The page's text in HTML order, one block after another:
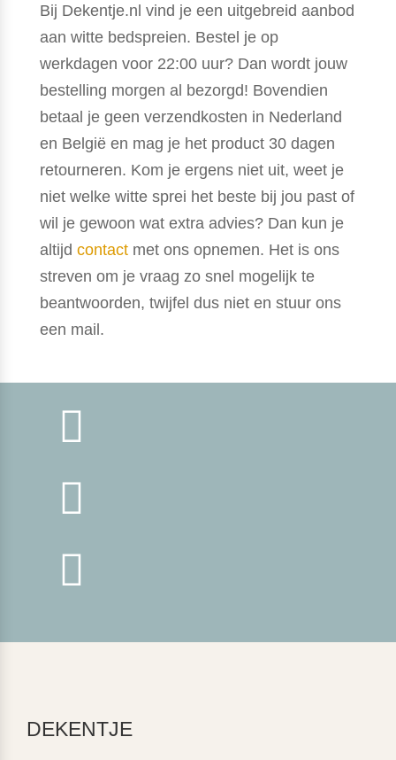
Bij Dekentje.nl vind je een uitgebreid aanbod
aan witte bedspreien. Bestel je op
werkdagen voor 22:00 uur? Dan wordt jouw
bestelling morgen al bezorgd! Bovendien
betaal je geen verzendkosten in Nederland
en België en mag je het product 30 dagen
retourneren. Kom je ergens niet uit, weet je
niet welke witte sprei het beste bij jou past of
wil je gewoon wat extra advies? Dan kun je
altijd contactmet ons opnemen. Het is ons
streven om je vraag zo snel mogelijk te
beantwoorden, twijfel dus niet en stuur ons
een mail.



DEKENTJE